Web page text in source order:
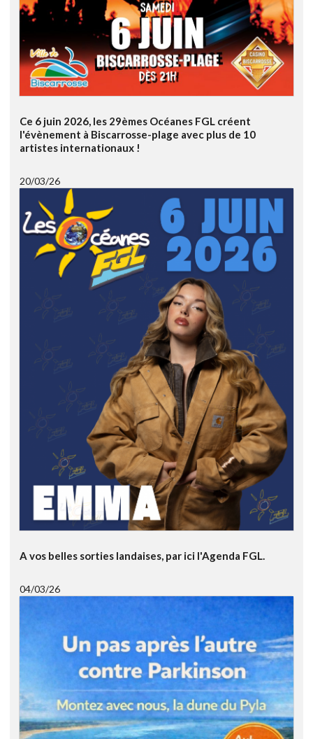
Ce 6 juin 2026, les 29èmes Océanes FGL créent
l'évènement à Biscarrosse-plage avec plus de 10
artistes internationaux !
20/03/26
A vos belles sorties landaises, par ici l'Agenda FGL.
04/03/26